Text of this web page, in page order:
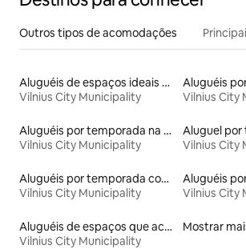
Outros tipos de acomodações
Aluguéis de espaços ideais para famílias
Vilnius City Municipality
Vilnius City
Aluguéis por temporada na orla
Vilnius City Municipality
Vilnius City
Aluguéis por temporada com acesso ao lago
Vilnius City Municipality
Vilnius City
Aluguéis de espaços que aceitam animais de estimação
Vilnius City Municipality
Mostrar